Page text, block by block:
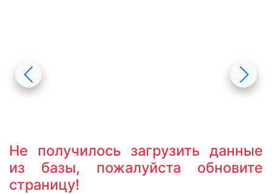
Не получилось загрузить данные
из базы, пожалуйста обновите
страницу!